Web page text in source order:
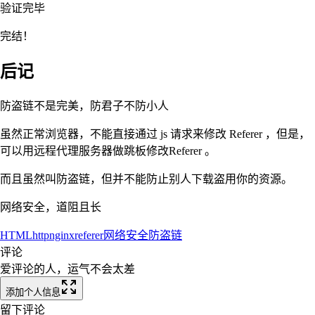
验证完毕
完结！
后记
防盗链不是完美，防君子不防小人
虽然正常浏览器，不能直接通过 js 请求来修改 Referer ，但是，
可以用远程代理服务器做跳板修改Referer 。
而且虽然叫防盗链，但并不能防止别人下载盗用你的资源。
网络安全，道阻且长
HTMLhttpnginxreferer网络安全防盗链
评论
爱评论的人，运气不会太差
添加个人信息
留下评论